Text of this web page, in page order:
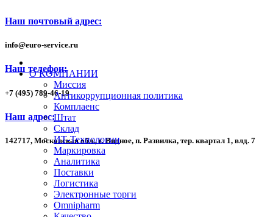
Наш почтовый адрес:
info@euro-service.ru
Наш телефон:
+7 (495) 789-46-19
Наш адрес:
142717, Московская обл., г. Видное, п. Развилка, тер. квартал 1, влд. 7
О КОМПАНИИ
Миссия
Антикоррупционная политика
Комплаенс
Штат
Склад
ИТ-Технологии
Маркировка
Аналитика
Поставки
Логистика
Электронные торги
Omnipharm